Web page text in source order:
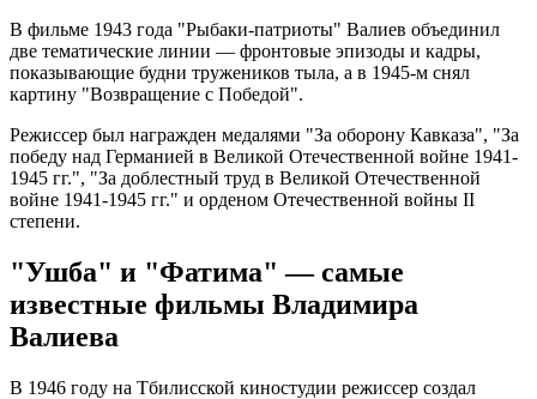
В фильме 1943 года "Рыбаки-патриоты" Валиев объединил
две тематические линии — фронтовые эпизоды и кадры,
показывающие будни тружеников тыла, а в 1945-м снял
картину "Возвращение с Победой".
Режиссер был награжден медалями "За оборону Кавказа", "За
победу над Германией в Великой Отечественной войне 1941-
1945 гг.", "За доблестный труд в Великой Отечественной
войне 1941-1945 гг." и орденом Отечественной войны II
степени.
"Ушба" и "Фатима" — самые
известные фильмы Владимира
Валиева
В 1946 году на Тбилисской киностудии режиссер создал